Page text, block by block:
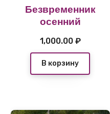
Безвременник
осенний
1,000.00 ₽
В корзину